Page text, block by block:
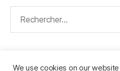
We use cookies on our